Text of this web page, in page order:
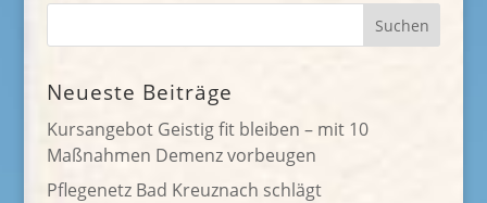
Neueste Beiträge
Kursangebot Geistig fit bleiben – mit 10
Maßnahmen Demenz vorbeugen
Pflegenetz Bad Kreuznach schlägt